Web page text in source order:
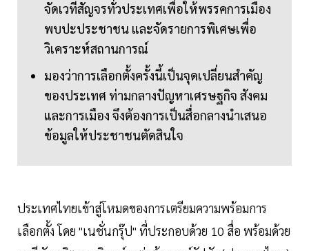
จัดเวทีสัญจรทั่วประเทศเพื่อให้พรรคการเมือง
พบปะประชาชน และจัดรายการพิเศษเพื่อ
วิเคราะห์สถานการณ์
มองว่าการเลือกตั้งครั้งนี้เป็นจุดเปลี่ยนสำคัญ
ของประเทศ ท่ามกลางปัญหาเศรษฐกิจ สังคม
และการเมือง จึงต้องการเป็นสื่อกลางนำเสนอ
ข้อมูลให้ประชาชนตัดสินใจ
ประเทศไทยเข้าสู่โหมดของการเตรียมความพร้อมการ
เลือกตั้ง โดย "เนชั่นกรุ๊ป" ที่ประกอบด้วย 10 สื่อ พร้อมด้วย